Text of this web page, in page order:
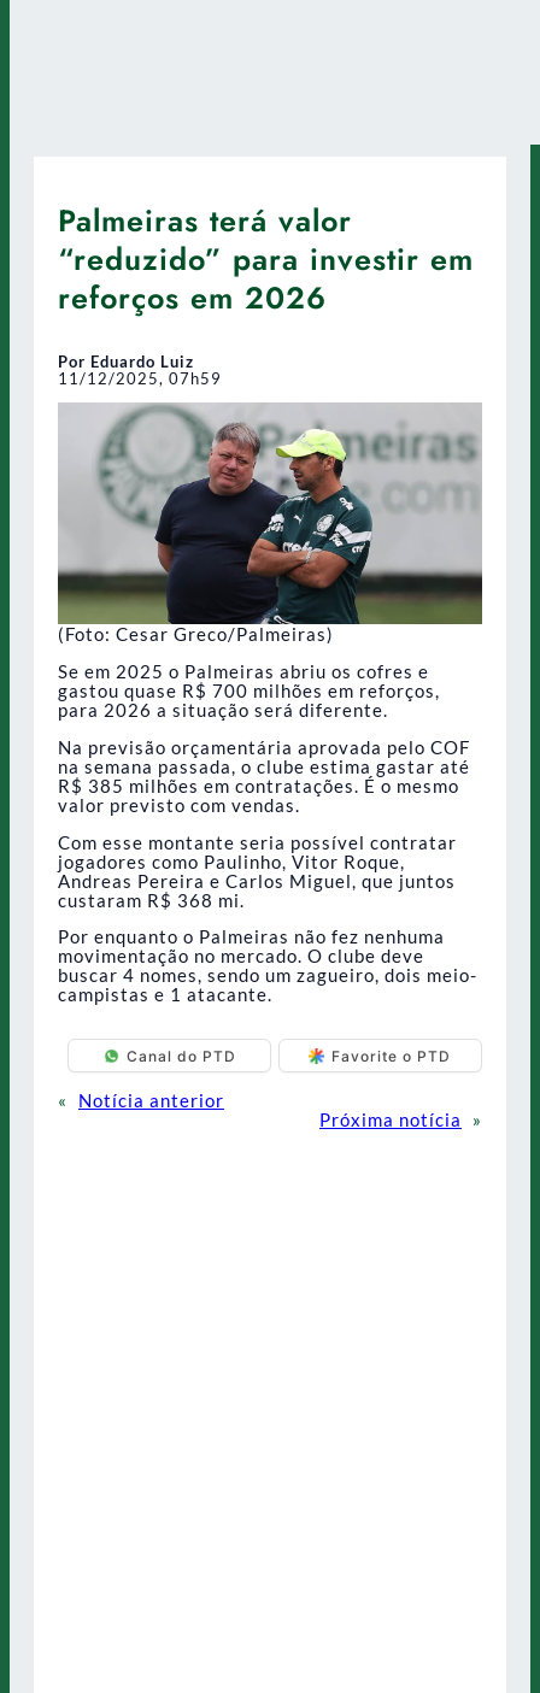
Palmeiras terá valor
“reduzido” para investir em
reforços em 2026
Por Eduardo Luiz
11/12/2025, 07h59
(Foto: Cesar Greco/Palmeiras)
Se em 2025 o Palmeiras abriu os cofres e
gastou quase R$ 700 milhões em reforços,
para 2026 a situação será diferente.
Na previsão orçamentária aprovada pelo COF
na semana passada, o clube estima gastar até
R$ 385 milhões em contratações. É o mesmo
valor previsto com vendas.
Com esse montante seria possível contratar
jogadores como Paulinho, Vitor Roque,
Andreas Pereira e Carlos Miguel, que juntos
custaram R$ 368 mi.
Por enquanto o Palmeiras não fez nenhuma
movimentação no mercado. O clube deve
buscar 4 nomes, sendo um zagueiro, dois meio-
campistas e 1 atacante.
Canal do PTD Favorite o PTD
«
Notícia anterior
Próxima notícia
»